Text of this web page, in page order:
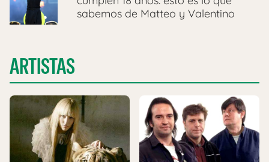
sabemos de Matteo y Valentino
ARTISTAS